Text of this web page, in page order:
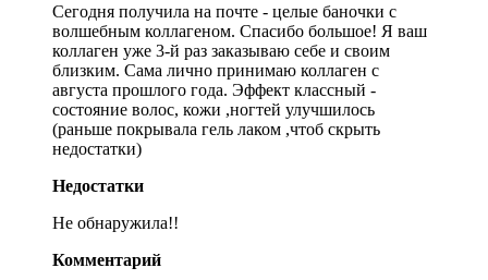
Сегодня получила на почте - целые баночки с
волшебным коллагеном. Спасибо большое! Я ваш
коллаген уже 3-й раз заказываю себе и своим
близким. Сама лично принимаю коллаген с
августа прошлого года. Эффект классный -
состояние волос, кожи ,ногтей улучшилось
(раньше покрывала гель лаком ,чтоб скрыть
недостатки)
Недостатки
Не обнаружила!!
Комментарий